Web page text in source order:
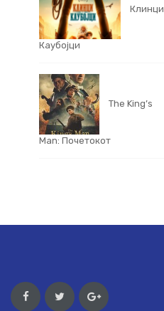
Клинци
Каубојци
The King’s
Man: Почетокот